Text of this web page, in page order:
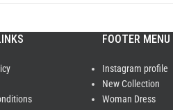
FOOTER MENU
Instagram profile
New Collection
Woman Dress